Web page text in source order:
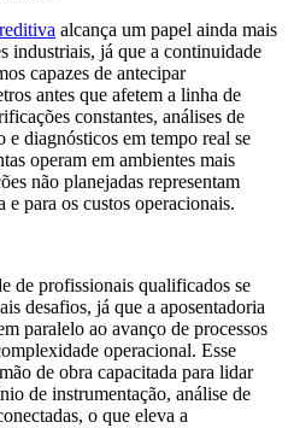
alcança um papel ainda mais
industriais, já que a continuidade
capazes de antecipar
antes que afetem a linha de
constantes, análises de
e diagnósticos em tempo real se
operam em ambientes mais
não planejadas representam
para os custos operacionais.
de profissionais qualificados se
desafios, já que a aposentadoria
paralelo ao avanço de processos
operacional. Esse
de obra capacitada para lidar
de instrumentação, análise de
o que eleva a